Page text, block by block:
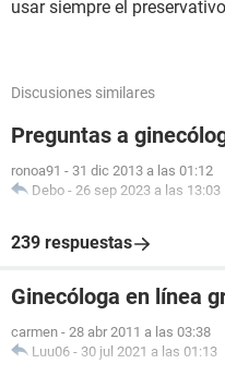
usar siempre el
Discusiones similares
Preguntas a
ronoa91 - 31 dic 2013 a las 01:12
Debo - 26 sep 2023 a las 13:03
239 respuestas
Ginecóloga en línea
carmen - 28 abr 2011 a las 03:38
Luu06 - 30 jul 2021 a las 01:13